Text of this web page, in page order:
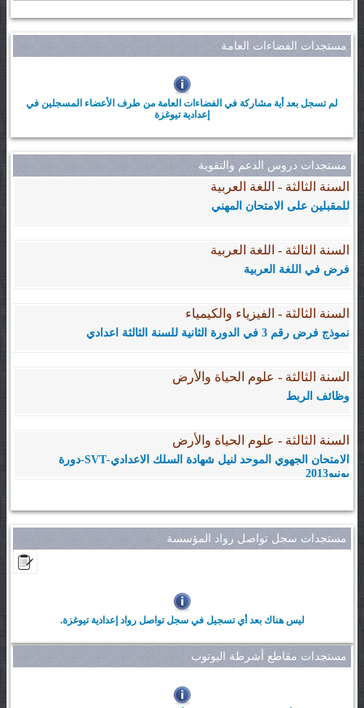
مستجدات الفضاءات العامة
لم تسجل بعد أية مشاركة في الفضاءات العامة من طرف الأعضاء المسجلين في
إعدادية تيوغزة
مستجدات دروس الدعم والتقوية
السنة الثالثة - اللغة العربية
للمقبلين على الامتحان المهني
السنة الثالثة - اللغة العربية
فرض في اللغة العربية
السنة الثالثة - الفيزياء والكيمياء
نموذج فرض رقم 3 في الدورة الثانية للسنة الثالثة اعدادي
السنة الثالثة - علوم الحياة والأرض
وظائف الربط
السنة الثالثة - علوم الحياة والأرض
الامتحان الجهوي الموحد لنيل شهادة السلك الاعدادي-SVT-دورة
يونيو2013
مستجدات سجل تواصل رواد المؤسسة
ليس هناك بعد أي تسجيل في سجل تواصل رواد إعدادية تيوغزة.
مستجدات مقاطع أشرطة اليوتوب